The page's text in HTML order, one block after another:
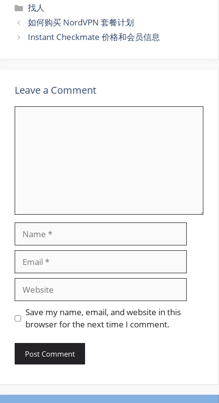
Categories
找人
如何购买 NordVPN 套餐计划
Instant Checkmate 价格和会员信息
Leave a Comment
Website
Save my name, email, and website in this
browser for the next time I comment.